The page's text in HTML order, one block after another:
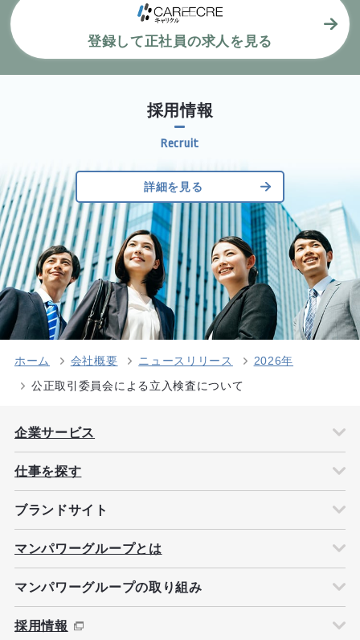
登録して正社員の求人を見る
採用情報
詳細を見る
ホーム 会社概要 ニュースリリース
2026年
公正取引委員会による立入検査について
企業サービス
仕事を探す
ブランドサイト
マンパワーグループとは
マンパワーグループの取り組み
採用情報